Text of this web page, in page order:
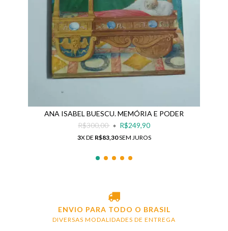
ANA ISABEL BUESCU. MEMÓRIA E PODER
R$300,00
R$249,90
3X DE R$83,30SEM JUROS
ENVIO PARA TODO O BRASIL
DIVERSAS MODALIDADES DE ENTREGA